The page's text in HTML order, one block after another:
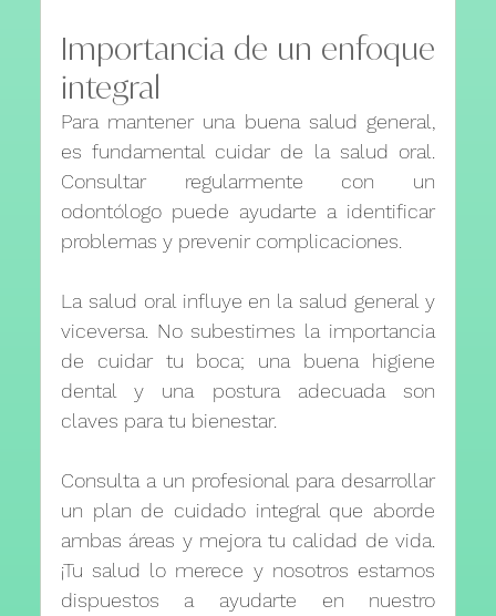
Importancia de un enfoque
integral
Para mantener una buena salud general,
es fundamental cuidar de la salud oral.
Consultar regularmente con un
odontólogo puede ayudarte a identificar
problemas y prevenir complicaciones.
La salud oral influye en la salud general y
viceversa. No subestimes la importancia
de cuidar tu boca; una buena higiene
dental y una postura adecuada son
claves para tu bienestar.
Consulta a un profesional para desarrollar
un plan de cuidado integral que aborde
ambas áreas y mejora tu calidad de vida.
¡Tu salud lo merece y nosotros estamos
dispuestos a ayudarte en nuestro